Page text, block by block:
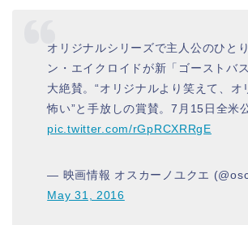
オリジナルシリーズで主人公のひと
ン・エイクロイドが新「ゴーストバ
大絶賛。“オリジナルより笑えて、オ
怖い”と手放しの賞賛。7月15日全米
pic.twitter.com/rGpRCXRRgE
— 映画情報 オスカーノユクエ
May 31, 2016